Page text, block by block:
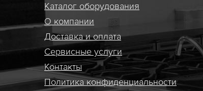
Каталог оборудования
О компании
Доставка и оплата
Сервисные услуги
Контакты
Политика конфиденциальности